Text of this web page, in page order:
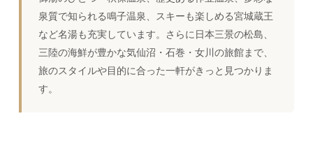
泉質で知られる鳴子温泉、スキーも楽しめる宮城蔵王
など名湯も充実しています。さらに日本三景の松島、
三陸の海鮮が豊かな気仙沼・石巻・女川の旅館まで、
旅のスタイルや目的に合った一軒がきっと見つかりま
す。